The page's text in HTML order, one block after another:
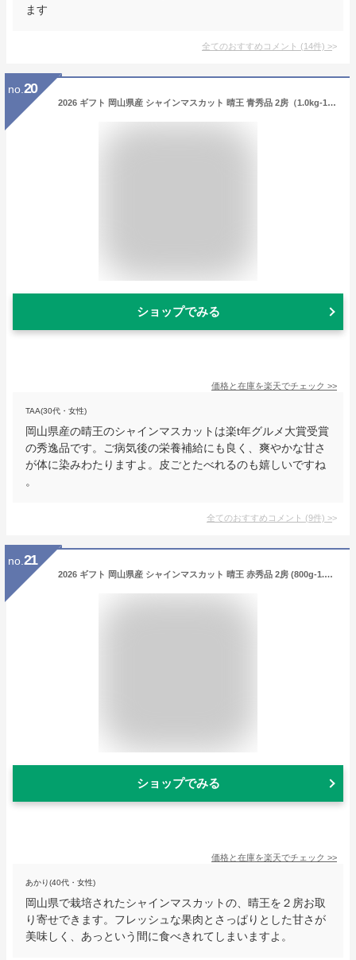
ます
全てのおすすめコメント (14件) >
no. 20
2026 ギフト 岡山県産 シャインマスカット 晴王 青秀品 2房（1.0kg-1.1kg） 贈答用 御中元 御歳暮 敬老の日 葡萄 ぶどう ブドウ プレゼント 御礼 御祝 御供 果物 くだもの フルーツ 【岡山果物工房】楽天グルメ大賞
ショップでみる
価格と在庫を楽天でチェック >>
TAA(30代・女性)
岡山県産の晴王のシャインマスカットは楽t年グルメ大賞受賞
の秀逸品です。ご病気後の栄養補給にも良く、爽やかな甘さ
が体に染みわたりますよ。皮ごとたべれるのも嬉しいですね
。
全てのおすすめコメント (9件) >
no. 21
2026 ギフト 岡山県産 シャインマスカット 晴王 赤秀品 2房 (800g-1.1kg) 贈答用 御中元 御歳暮 敬老の日 葡萄 ぶどう ブドウ プレゼント 御礼 御祝 御供 果物 くだもの フルーツ 【岡山果物工房】楽天グルメ大賞
ショップでみる
価格と在庫を楽天でチェック >>
あかり(40代・女性)
岡山県で栽培されたシャインマスカットの、晴王を２房お取
り寄せできます。フレッシュな果肉とさっぱりとした甘さが
美味しく、あっという間に食べきれてしまいますよ。